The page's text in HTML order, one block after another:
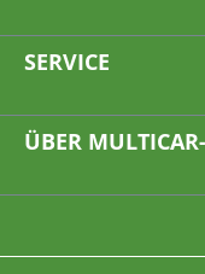
SERVICE
ÜBER